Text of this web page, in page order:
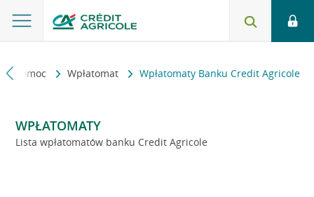
i pomoc Wpłatomat Wpłatomaty Banku Credit Agricole
WPŁATOMATY
Lista wpłatomatów banku Credit Agricole